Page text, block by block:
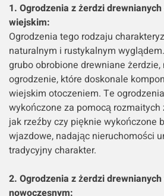
1. Ogrodzenia z żerdzi
wiejskim:
Ogrodzenia tego rodzaju
naturalnym i rustykalnym
grubo obrobione drewniane
ogrodzenie, które doskonale
wiejskim otoczeniem. Te
wykończone za pomocą rozmaitych
jak rzeźby czy pięknie wykończone
wjazdowe, nadając nieruchomości
tradycyjny charakter.
2. Ogrodzenia z żerdzi
nowoczesnym: